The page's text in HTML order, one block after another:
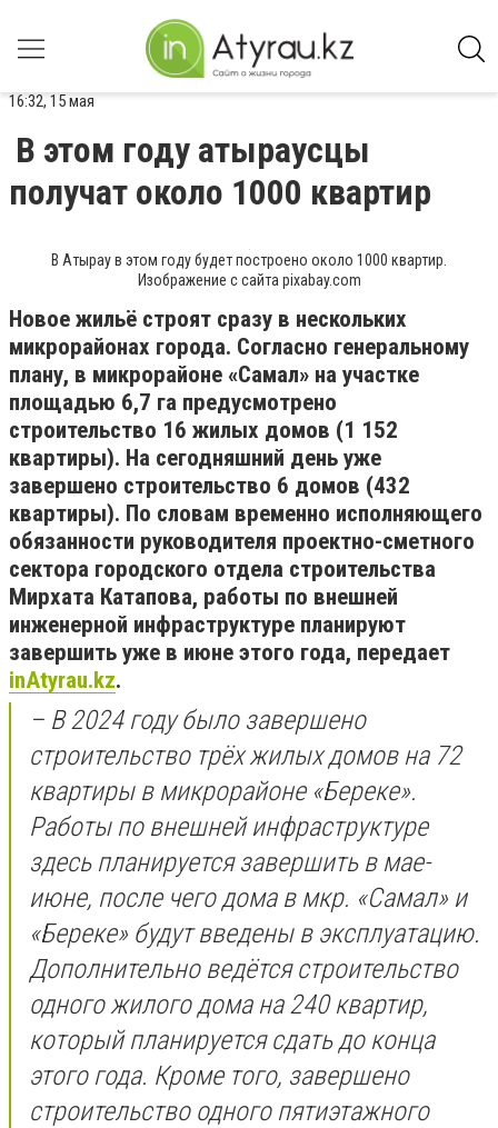
16:32, 15 мая
В этом году атыраусцы
получат около 1000 квартир
В Атырау в этом году будет построено около 1000 квартир.
Изображение с сайта pixabay.com
Новое жильё строят сразу в нескольких
микрорайонах города. Согласно генеральному
плану, в микрорайоне «Самал» на участке
площадью 6,7 га предусмотрено
строительство 16 жилых домов (1 152
квартиры). На сегодняшний день уже
завершено строительство 6 домов (432
квартиры). По словам временно исполняющего
обязанности руководителя проектно-сметного
сектора городского отдела строительства
Мирхата Катапова, работы по внешней
инженерной инфраструктуре планируют
завершить уже в июне этого года, передает
inAtyrau.kz.
– В 2024 году было завершено
строительство трёх жилых домов на 72
квартиры в микрорайоне «Береке».
Работы по внешней инфраструктуре
здесь планируется завершить в мае-
июне, после чего дома в мкр. «Самал» и
«Береке» будут введены в эксплуатацию.
Дополнительно ведётся строительство
одного жилого дома на 240 квартир,
который планируется сдать до конца
этого года. Кроме того, завершено
строительство одного пятиэтажного